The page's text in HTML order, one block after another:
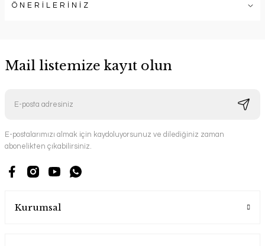
ÖNERİLERİNİZ
Mail listemize kayıt olun
E-postalarımızı almak için kaydoluyorsunuz ve dilediğiniz zaman
abonelikten çıkabilirsiniz.
Kurumsal